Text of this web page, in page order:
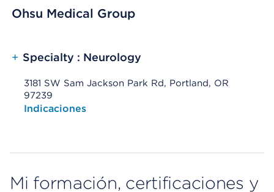
Ohsu Medical Group
+ Specialty : Neurology
3181 SW Sam Jackson Park Rd, Portland, OR
97239
Opens native map application on mobile devices
Indicaciones
Mi formación, certificaciones y